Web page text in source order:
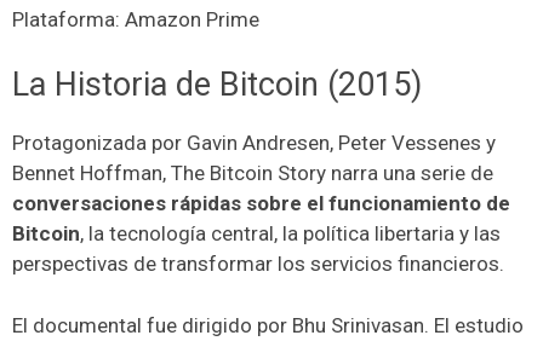
Plataforma: Amazon Prime
La Historia de Bitcoin (2015)
Protagonizada por Gavin Andresen, Peter Vessenes y
Bennet Hoffman, The Bitcoin Story narra una serie de
conversaciones rápidas sobre el funcionamiento de
Bitcoin, la tecnología central, la política libertaria y las
perspectivas de transformar los servicios financieros.
El documental fue dirigido por Bhu Srinivasan. El estudio